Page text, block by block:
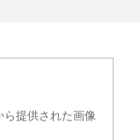
提供された画像